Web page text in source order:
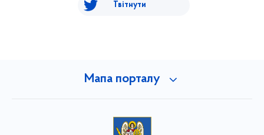
Твітнути
Мапа порталу